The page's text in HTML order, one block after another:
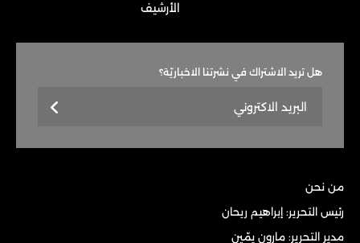
الأرشيف
هل تريد الاشتراك في نشرتنا الاخباريّة؟
من نحن
رئيس التحرير: إبراهيم ريحان
مدير التحرير: مارون يمّين